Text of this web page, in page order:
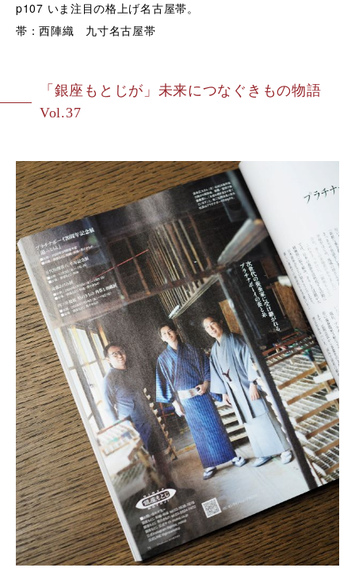
p107 いま注目の格上げ名古屋帯。
帯：西陣織 九寸名古屋帯
「銀座もとじが」未来につなぐきもの物語
Vol.37